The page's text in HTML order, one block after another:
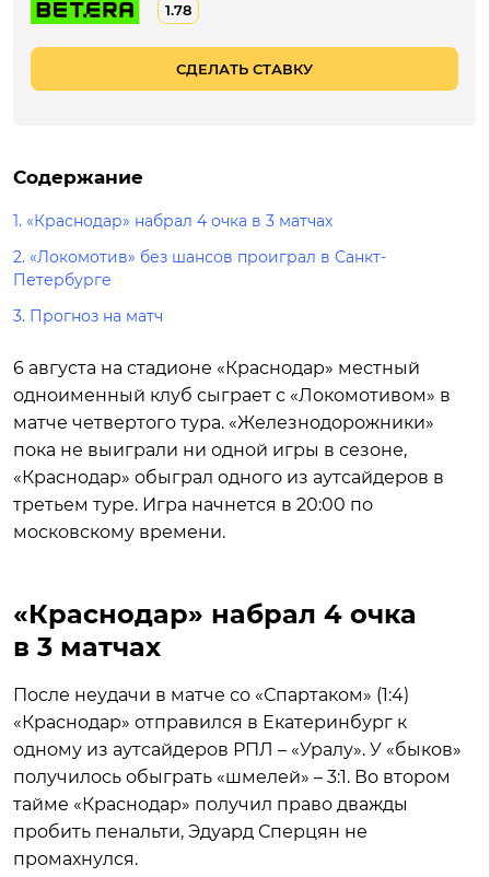
1.78
СДЕЛАТЬ СТАВКУ
Содержание
1. «Краснодар» набрал 4 очка в 3 матчах
2. «Локомотив» без шансов проиграл в Санкт-
Петербурге
3. Прогноз на матч
6 августа на стадионе «Краснодар» местный
одноименный клуб сыграет с «Локомотивом» в
матче четвертого тура. «Железнодорожники»
пока не выиграли ни одной игры в сезоне,
«Краснодар» обыграл одного из аутсайдеров в
третьем туре. Игра начнется в 20:00 по
московскому времени.
«Краснодар» набрал 4 очка
в 3 матчах
После неудачи в матче со «Спартаком» (1:4)
«Краснодар» отправился в Екатеринбург к
одному из аутсайдеров РПЛ – «Уралу». У «быков»
получилось обыграть «шмелей» – 3:1. Во втором
тайме «Краснодар» получил право дважды
пробить пенальти, Эдуард Сперцян не
промахнулся.